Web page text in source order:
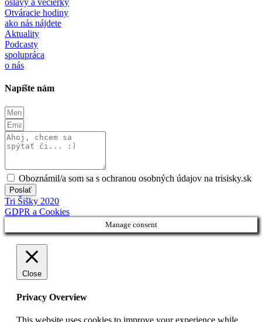
oslavy a večierky
Otváracie hodiny
ako nás nájdete
Aktuality
Podcasty
spolupráca
o nás
Napíšte nám
Oboznámil/a som sa s ochranou osobných údajov na trisisky.sk
Poslať
Tri Šišky 2020
GDPR a Cookies
Manage consent
Close
Privacy Overview